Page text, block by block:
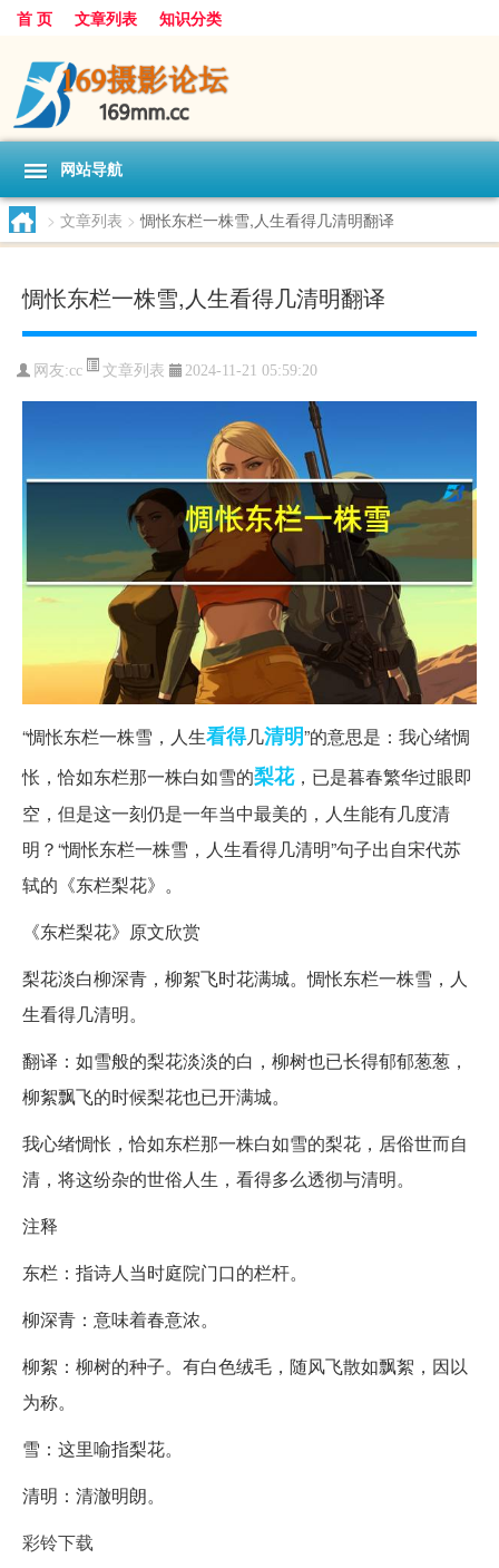
首 页 文章列表 知识分类
网站导航
> 文章列表 > 惆怅东栏一株雪,人生看得几清明翻译
惆怅东栏一株雪,人生看得几清明翻译
网友:cc 文章列表 2024-11-21 05:59:20
“惆怅东栏一株雪，人生看得几清明”的意思是：我心绪惆
怅，恰如东栏那一株白如雪的梨花，已是暮春繁华过眼即
空，但是这一刻仍是一年当中最美的，人生能有几度清
明？“惆怅东栏一株雪，人生看得几清明”句子出自宋代苏
轼的《东栏梨花》。
《东栏梨花》原文欣赏
梨花淡白柳深青，柳絮飞时花满城。惆怅东栏一株雪，人
生看得几清明。
翻译：如雪般的梨花淡淡的白，柳树也已长得郁郁葱葱，
柳絮飘飞的时候梨花也已开满城。
我心绪惆怅，恰如东栏那一株白如雪的梨花，居俗世而自
清，将这纷杂的世俗人生，看得多么透彻与清明。
注释
东栏：指诗人当时庭院门口的栏杆。
柳深青：意味着春意浓。
柳絮：柳树的种子。有白色绒毛，随风飞散如飘絮，因以
为称。
雪：这里喻指梨花。
清明：清澈明朗。
彩铃下载